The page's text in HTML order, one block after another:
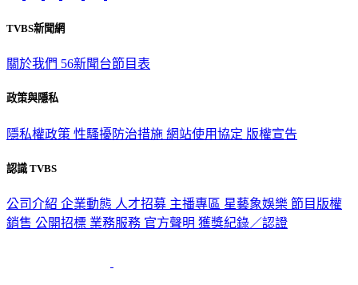
TVBS新聞網
關於我們 56新聞台節目表
政策與隱私
隱私權政策 性騷擾防治措施 網站使用協定 版權宣告
認識 TVBS
公司介紹 企業動態 人才招募 主播專區 星藝象娛樂 節目版權
銷售 公開招標 業務服務 官方聲明 獲獎紀錄／認證